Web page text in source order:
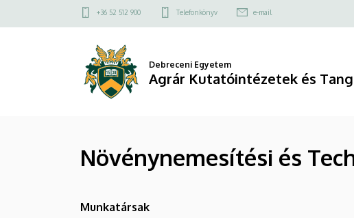
Növénynemesítési
Technológiafejlesztési
a
Felső
menü
+36 52 512 900 Telefonkönyv e-mail
Debreceni Egyetem
Agrár Kutatóintézetek és
Növénynemesítési és
Munkatársak